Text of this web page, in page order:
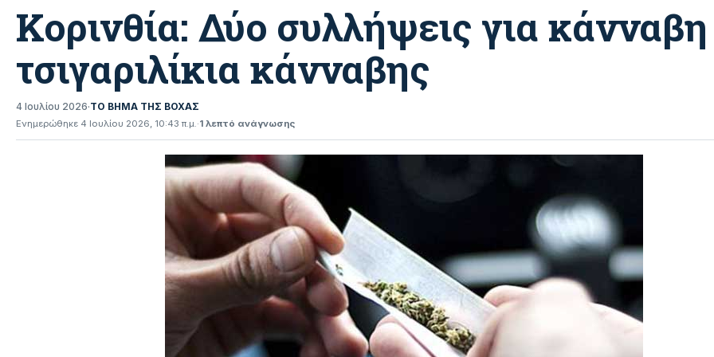
Κορινθία: Δύο συλλήψεις για
τσιγαριλίκια κάνναβης
4 Ιουλίου 2026·ΤΟ ΒΗΜΑ ΤΗΣ ΒΟΧΑΣ
Ενημερώθηκε 4 Ιουλίου 2026, 10:43 π.μ.·1 λεπτό ανάγνωσης